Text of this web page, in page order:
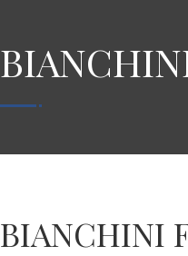
BIANCHINI